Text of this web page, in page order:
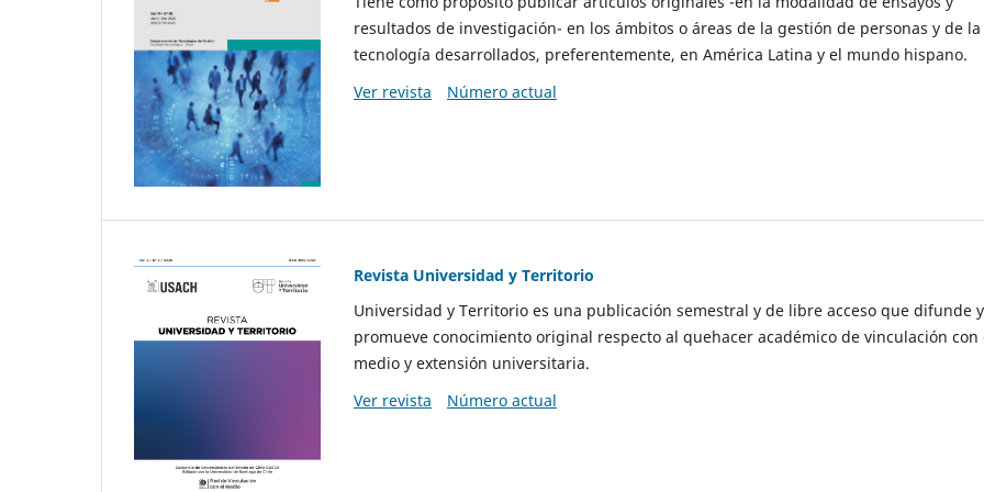
resultados de investigación- en los ámbitos o áreas de la gestión de personas y de la
tecnología desarrollados, preferentemente, en América Latina y el mundo hispano.
Ver revista
Número actual
Revista Universidad y Territorio
Universidad y Territorio es una publicación semestral y de libre acceso que difunde y
promueve conocimiento original respecto al quehacer académico de vinculación con
medio y extensión universitaria.
Ver revista
Número actual